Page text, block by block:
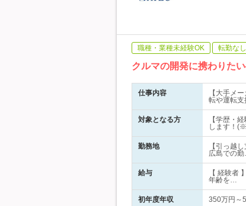
職種・業種未経験OK 転勤なし
クルマの開発に携わりた
仕事内容
【大手メ
転や運転支
対象となる方
【学歴・
します！
勤務地
【引っ越
広島での
給与
【 経験者
年齢を…
初年度年収 350万円～